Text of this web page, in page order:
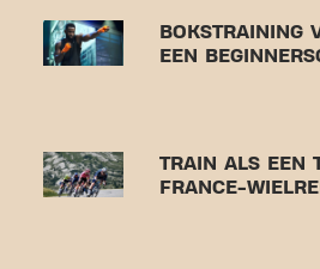
BOKSTRAINING
EEN
TRAIN ALS EEN
FRANCE-